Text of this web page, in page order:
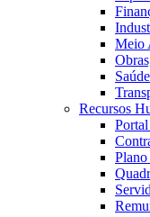
Meio
Saúde
Recursos
Plano